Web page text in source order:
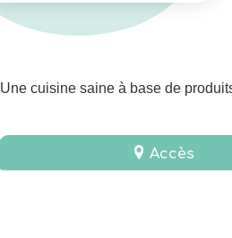
Une cuisine saine à base de
Accès